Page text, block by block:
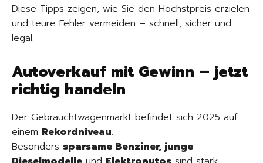
Diese Tipps zeigen, wie Sie den Höchstpreis erzielen
und teure Fehler vermeiden – schnell, sicher und
legal.
Autoverkauf mit Gewinn – jetzt
richtig handeln
Der Gebrauchtwagenmarkt befindet sich 2025 auf
einem Rekordniveau.
Besonders sparsame Benziner, junge